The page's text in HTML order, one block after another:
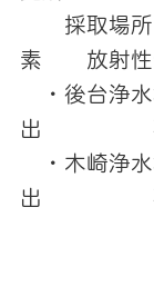
採取
素 放射性
・後台
出 不
・木崎
出 不